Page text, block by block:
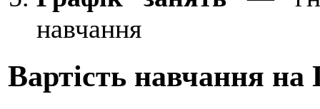
навчання
Вартість навчання на